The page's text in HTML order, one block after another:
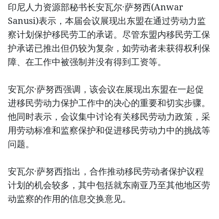
印尼人力资源部秘书长安瓦尔·萨努西(Anwar
Sanusi)表示，本届会议展现出东盟在通过劳动力监
察计划保护移民劳工的承诺。尽管东盟内移民劳工保
护承诺已推出但仍较为复杂，如劳动者未获得权利保
障、在工作中被强制并没有得到工资等。
安瓦尔·萨努西强调，该会议在展现出东盟在一起促
进移民劳动力保护工作中的决心的重要和切实步骤。
他同时表示，会议集中讨论有关移民劳动力政策，采
用劳动标准和监察保护和促进移民劳动力中的挑战等
问题。
安瓦尔·萨努西指出，合作推动移民劳动者保护议程
计划的机会较多，其中包括就东南亚乃至其他地区劳
动监察的作用的信息交换意见。